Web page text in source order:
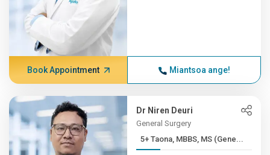
Book Appointment Miantsoa ange!
Dr Niren Deuri
General Surgery
5+ Taona, MBBS, MS (Gene...